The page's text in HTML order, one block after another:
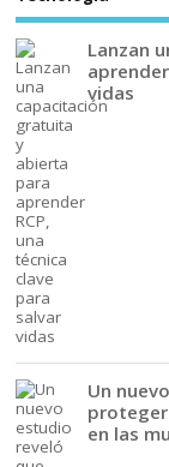
Lanzan
vidas
Un
en las